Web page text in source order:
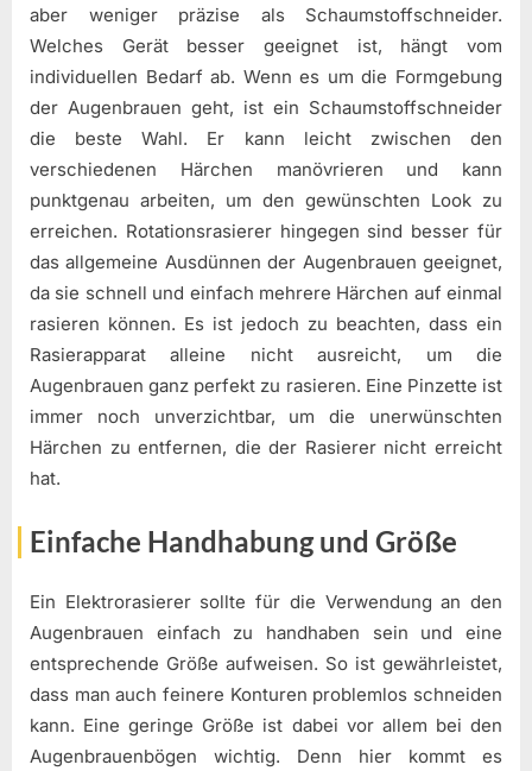
aber weniger präzise als Schaumstoffschneider.
Welches Gerät besser geeignet ist, hängt vom
individuellen Bedarf ab. Wenn es um die Formgebung
der Augenbrauen geht, ist ein Schaumstoffschneider
die beste Wahl. Er kann leicht zwischen den
verschiedenen Härchen manövrieren und kann
punktgenau arbeiten, um den gewünschten Look zu
erreichen. Rotationsrasierer hingegen sind besser für
das allgemeine Ausdünnen der Augenbrauen geeignet,
da sie schnell und einfach mehrere Härchen auf einmal
rasieren können. Es ist jedoch zu beachten, dass ein
Rasierapparat alleine nicht ausreicht, um die
Augenbrauen ganz perfekt zu rasieren. Eine Pinzette ist
immer noch unverzichtbar, um die unerwünschten
Härchen zu entfernen, die der Rasierer nicht erreicht
hat.
Einfache Handhabung und Größe
Ein Elektrorasierer sollte für die Verwendung an den
Augenbrauen einfach zu handhaben sein und eine
entsprechende Größe aufweisen. So ist gewährleistet,
dass man auch feinere Konturen problemlos schneiden
kann. Eine geringe Größe ist dabei vor allem bei den
Augenbrauenbögen wichtig. Denn hier kommt es